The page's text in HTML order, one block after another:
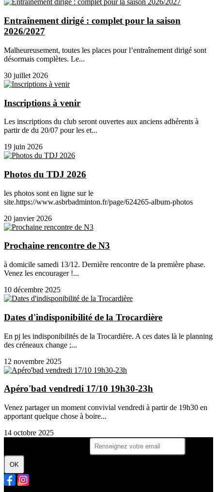
Entraînement dirigé : complet pour la saison
2026/2027
Malheureusement, toutes les places pour l’entraînement dirigé sont
désormais complètes. Le...
30 juillet 2026
Inscriptions à venir
Les inscriptions du club seront ouvertes aux anciens adhérents à
partir de du 20/07 pour les et...
19 juin 2026
Photos du TDJ 2026
les photos sont en ligne sur le
site.https://www.asbrbadminton.fr/page/624265-album-photos
20 janvier 2026
Prochaine rencontre de N3
à domicile samedi 13/12. Dernière rencontre de la première phase.
Venez les encourager !...
10 décembre 2025
Dates d'indisponibilité de la Trocardière
En pj les indisponibilités de la Trocardière. A ces dates là le planning
des créneaux change ;...
12 novembre 2025
Apéro'bad vendredi 17/10 19h30-23h
Venez partager un moment convivial vendredi à partir de 19h30 en
apportant quelque chose à boire...
14 octobre 2025
OK